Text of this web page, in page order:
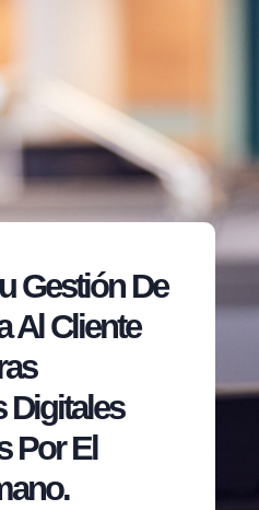
Gestión De
Al Cliente
Digitales
Por El